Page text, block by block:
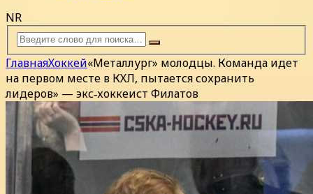
NR
ГлавнаяХоккей«Металлург» молодцы. Команда идет
на первом месте в КХЛ, пытается сохранить
лидеров» — экс‑хоккеист Филатов